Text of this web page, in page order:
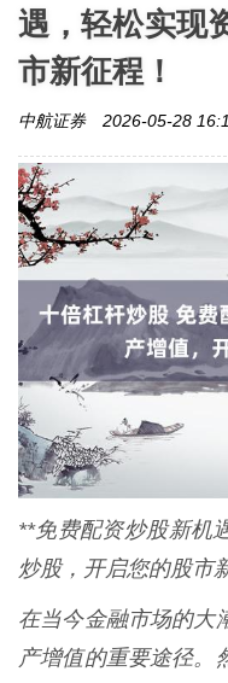
遇，轻松实现
市新征程！
中航证券 2026-05-28
**免费配资炒股新机
炒股，开启您的股市
在当今金融市场的大
产增值的重要途径。